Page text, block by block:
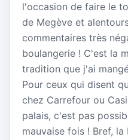
l'occasion de faire le
de Megève et
commentaires très
boulangerie ! C'est la
tradition que j'ai
Pour ceux qui disent
chez Carrefour ou
palais, c'est pas
mauvaise fois ! Bref,